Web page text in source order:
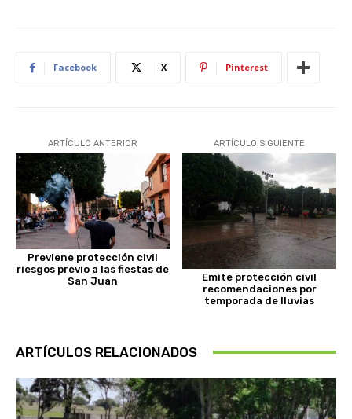
Facebook X Pinterest
ARTÍCULO ANTERIOR
Previene protección civil
riesgos previo a las fiestas de
San Juan
ARTÍCULO SIGUIENTE
Emite protección civil
recomendaciones por
temporada de lluvias
ARTÍCULOS RELACIONADOS